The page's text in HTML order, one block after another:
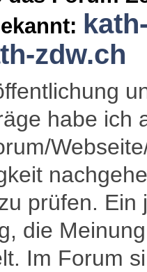
zdw.ch
habe ich
prüfen.
die
Im Forum